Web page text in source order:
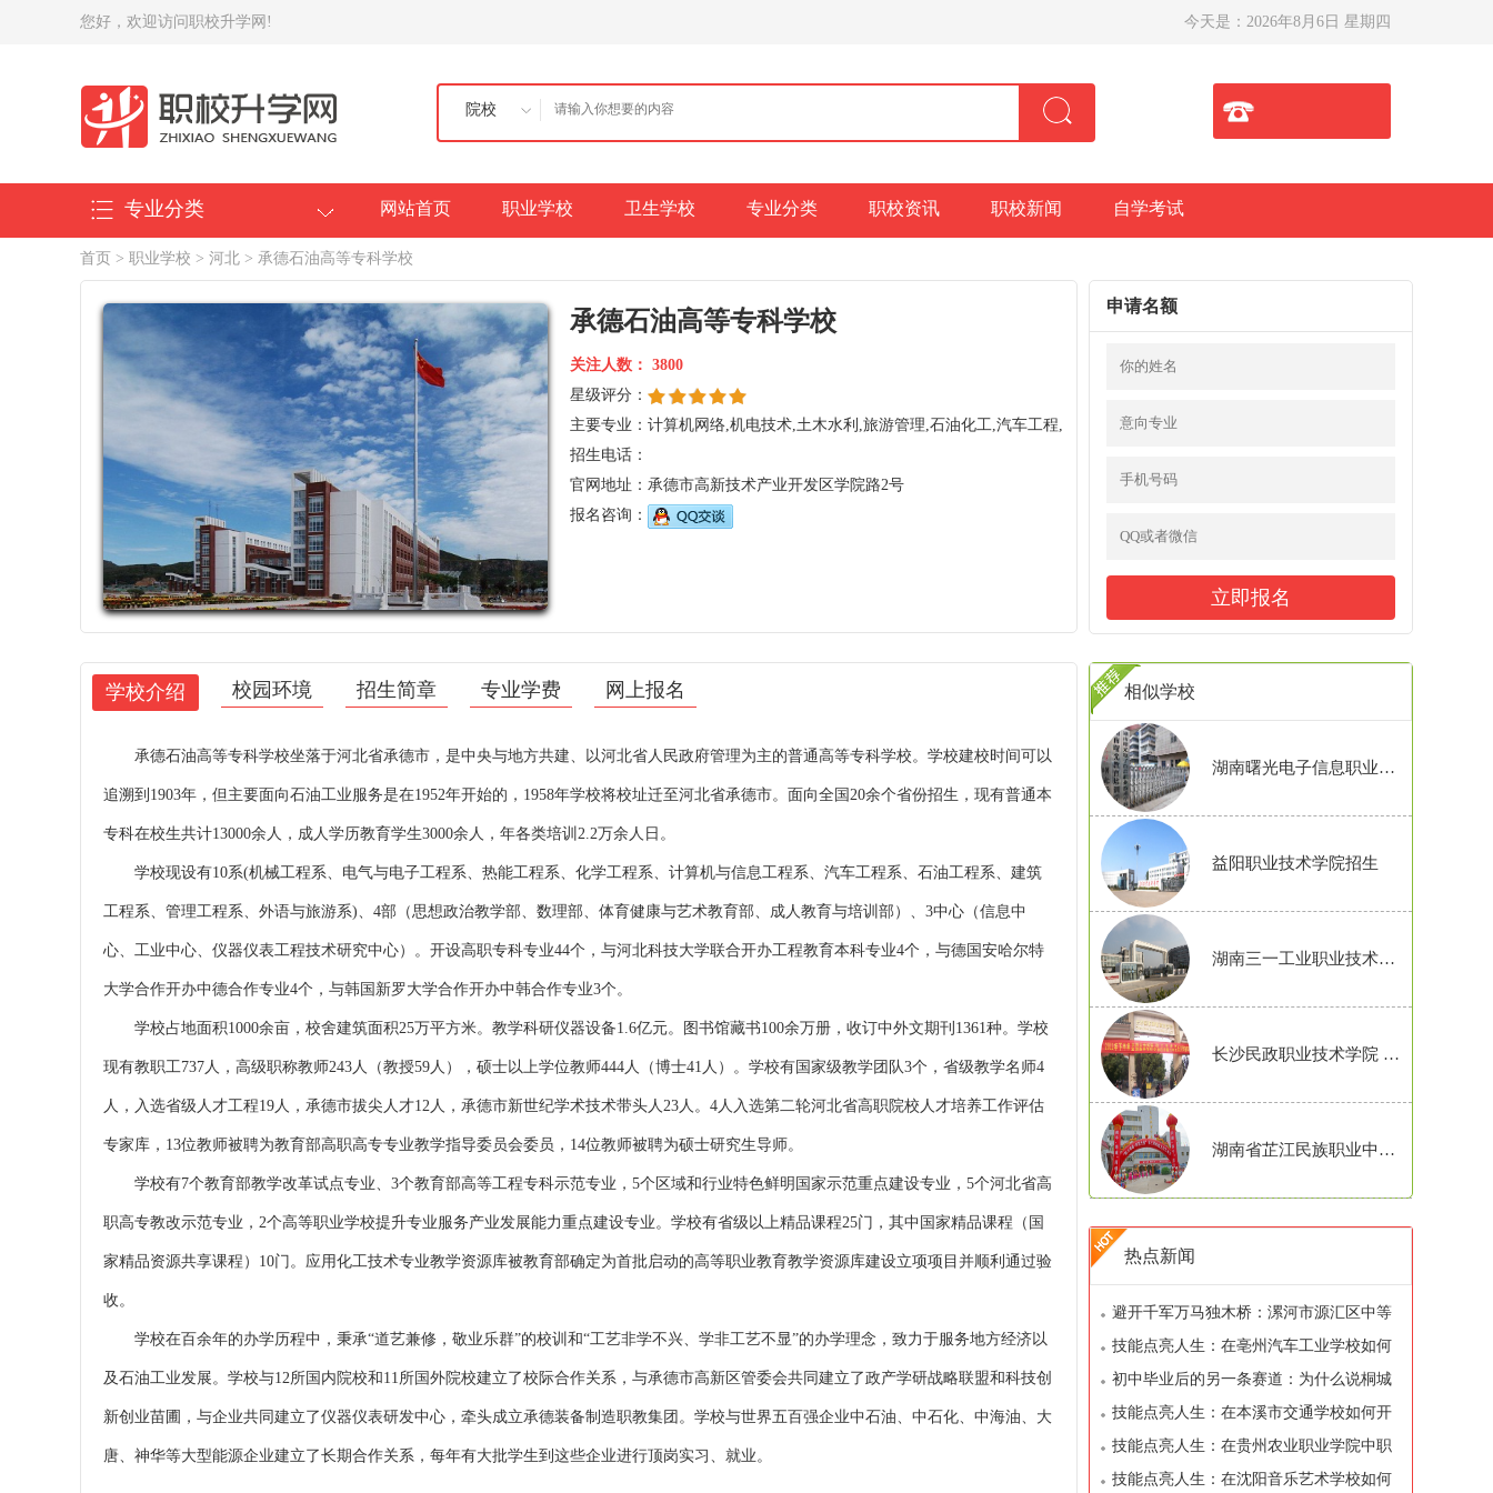
您好，欢迎访问职校升学网! 今天是： 2026年8月6日 星期四
院校
专业分类 网站首页 职业学校 卫生学校 专业分类 职校资讯 职校新闻 自学考试
首页 > 职业学校 > 河北 > 承德石油高等专科学校
承德石油高等专科学校
关注人数： 3800
星级评分：
主要专业：计算机网络,机电技术,土木水利,旅游管理,石油化工,汽车工程,
财经会计,电子商务,市场营销
招生电话：
官网地址：承德市高新技术产业开发区学院路2号
报名咨询：
申请名额
学校介绍 校园环境 招生简章 专业学费 网上报名
承德石油高等专科学校坐落于河北省承德市，是中央与地方共建、以河北省人民政府管理为主的普通高等专科学校。学校建校时间可以
追溯到1903年，但主要面向石油工业服务是在1952年开始的，1958年学校将校址迁至河北省承德市。面向全国20余个省份招生，现有普通本
专科在校生共计13000余人，成人学历教育学生3000余人，年各类培训2.2万余人日。
学校现设有10系(机械工程系、电气与电子工程系、热能工程系、化学工程系、计算机与信息工程系、汽车工程系、石油工程系、建筑
工程系、管理工程系、外语与旅游系)、4部（思想政治教学部、数理部、体育健康与艺术教育部、成人教育与培训部）、3中心（信息中
心、工业中心、仪器仪表工程技术研究中心）。开设高职专科专业44个，与河北科技大学联合开办工程教育本科专业4个，与德国安哈尔特
大学合作开办中德合作专业4个，与韩国新罗大学合作开办中韩合作专业3个。
学校占地面积1000余亩，校舍建筑面积25万平方米。教学科研仪器设备1.6亿元。图书馆藏书100余万册，收订中外文期刊1361种。学校
现有教职工737人，高级职称教师243人（教授59人），硕士以上学位教师444人（博士41人）。学校有国家级教学团队3个，省级教学名师4
人，入选省级人才工程19人，承德市拔尖人才12人，承德市新世纪学术技术带头人23人。4人入选第二轮河北省高职院校人才培养工作评估
专家库，13位教师被聘为教育部高职高专专业教学指导委员会委员，14位教师被聘为硕士研究生导师。
学校有7个教育部教学改革试点专业、3个教育部高等工程专科示范专业，5个区域和行业特色鲜明国家示范重点建设专业，5个河北省高
职高专教改示范专业，2个高等职业学校提升专业服务产业发展能力重点建设专业。学校有省级以上精品课程25门，其中国家精品课程（国
家精品资源共享课程）10门。应用化工技术专业教学资源库被教育部确定为首批启动的高等职业教育教学资源库建设立项项目并顺利通过验
收。
学校在百余年的办学历程中，秉承“道艺兼修，敬业乐群”的校训和“工艺非学不兴、学非工艺不显”的办学理念，致力于服务地方经济以
及石油工业发展。学校与12所国内院校和11所国外院校建立了校际合作关系，与承德市高新区管委会共同建立了政产学研战略联盟和科技创
新创业苗圃，与企业共同建立了仪器仪表研发中心，牵头成立承德装备制造职教集团。学校与世界五百强企业中石油、中石化、中海油、大
唐、神华等大型能源企业建立了长期合作关系，每年有大批学生到这些企业进行顶岗实习、就业。
相似学校
湖南曙光电子信息职业技术学校招生
益阳职业技术学院招生
湖南三一工业职业技术学院招生
长沙民政职业技术学院 招生
湖南省芷江民族职业中专学校招生
热点新闻
避开千军万马独木桥：漯河市源汇区中等
专业学校如何帮你弯道超车
技能点亮人生：在亳州汽车工业学校如何
开启你的职业之路
初中毕业后的另一条赛道：为什么说桐城
中华职业学校值得考虑
技能点亮人生：在本溪市交通学校如何开
启你的职业之路
技能点亮人生：在贵州农业职业学院中职
部如何开启你的职业之路
技能点亮人生：在沈阳音乐艺术学校如何